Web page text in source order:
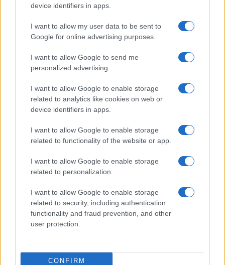
device identifiers in apps.
I want to allow my user data to be sent to
Google for online advertising purposes.
I want to allow Google to send me
personalized advertising.
I want to allow Google to enable storage
related to analytics like cookies on web or
device identifiers in apps.
I want to allow Google to enable storage
related to functionality of the website or app.
I want to allow Google to enable storage
related to personalization.
I want to allow Google to enable storage
related to security, including authentication
functionality and fraud prevention, and other
user protection.
CONFIRM
από 18.990 ευρώ
συνεχίζουν μαζί: Ανανέωση
της συνεργασίας τους μέχρι
το 2028
18η συνεχόμενη χρονιά για τον ΟΤΕ στη διεθνή σειρά
δεικτών FTSE4Good